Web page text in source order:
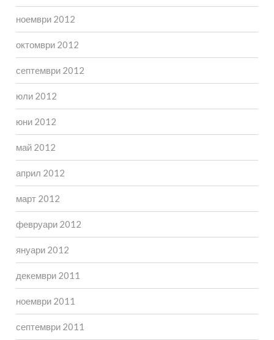
ноември 2012
октомври 2012
септември 2012
юли 2012
юни 2012
май 2012
април 2012
март 2012
февруари 2012
януари 2012
декември 2011
ноември 2011
септември 2011